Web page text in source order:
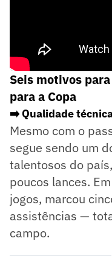
Seis motivos
para a Copa
➡️ Qualidade
Mesmo com o
segue sendo um
talentosos do
poucos lances.
jogos, marcou
assistências —
campo.